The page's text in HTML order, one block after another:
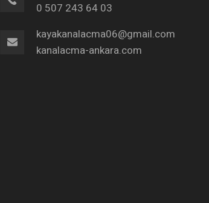
0 507 243 64 03
kayakanalacma06@gmail.com
kanalacma-ankara.com